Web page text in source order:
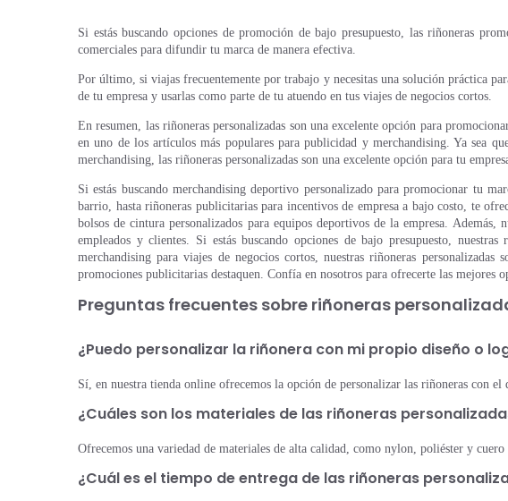
Si estás buscando opciones de promoción de bajo presupuesto, las riñoneras
comerciales para difundir tu marca de manera efectiva.
Por último, si viajas frecuentemente por trabajo y necesitas una solución práctica
de tu empresa y usarlas como parte de tu atuendo en tus viajes de negocios cortos.
En resumen, las riñoneras personalizadas son una excelente opción para
en uno de los artículos más populares para publicidad y merchandising. Ya sea
merchandising, las riñoneras personalizadas son una excelente opción para tu
Si estás buscando merchandising deportivo personalizado para promocionar tu
barrio, hasta riñoneras publicitarias para incentivos de empresa a bajo costo, te
bolsos de cintura personalizados para equipos deportivos de la empresa. Además,
empleados y clientes. Si estás buscando opciones de bajo presupuesto,
merchandising para viajes de negocios cortos, nuestras riñoneras
promociones publicitarias destaquen. Confía en nosotros para ofrecerte las mejores
Preguntas frecuentes sobre riñoneras
¿Puedo personalizar la riñonera con mi propio diseño o
Sí, en nuestra tienda online ofrecemos la opción de personalizar las riñoneras con
¿Cuáles son los materiales de las riñoneras
Ofrecemos una variedad de materiales de alta calidad, como nylon, poliéster y
¿Cuál es el tiempo de entrega de las riñoneras